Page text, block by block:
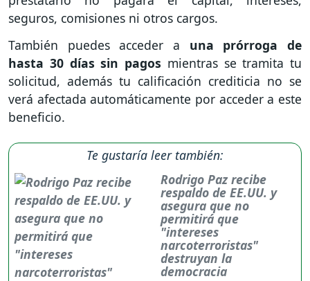
seguros, comisiones ni otros cargos.
También puedes acceder a una prórroga de
hasta 30 días sin pagos mientras se tramita tu
solicitud, además tu calificación crediticia no se
verá afectada automáticamente por acceder a este
beneficio.
Te gustaría leer también:
Rodrigo Paz recibe
respaldo de EE.UU. y
asegura que no
permitirá que
"intereses
narcoterroristas"
destruyan la
democracia